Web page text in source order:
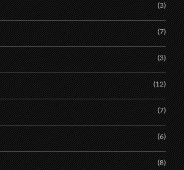
(3)
(7)
(3)
(12)
(7)
(6)
(8)